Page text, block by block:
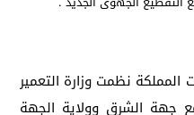
نظمت وزارة التعمير
جهة الشرق وولاية الجهة